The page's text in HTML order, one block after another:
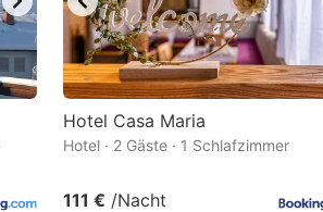
Hotel Casa Maria
Hotel · 2 Gäste · 1 Schlafzimmer
111 € /Nacht